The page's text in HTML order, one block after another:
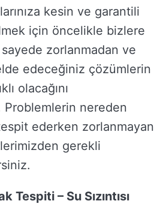
kesin ve garantili
için öncelikle bizlere
zorlanmadan ve
edeceğiniz çözümlerin
olacağını
Problemlerin nereden
ederken zorlanmayan
gerekli
Tespiti – Su Sızıntısı